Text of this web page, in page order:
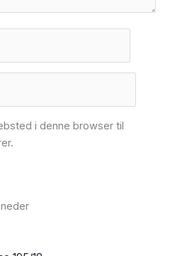
i denne browser til